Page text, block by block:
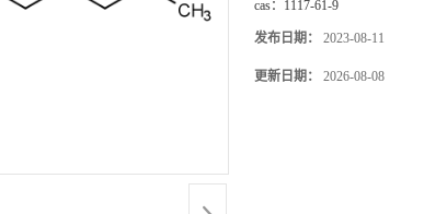
cas： 1117-61-9
发布日期： 2023-08-11
更新日期： 2026-08-08